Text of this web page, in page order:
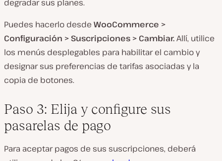
degradar sus planes.
Puedes hacerlo desde WooCommerce >
Configuración > Suscripciones > Cambiar.Allí, utilice
los menús desplegables para habilitar el cambio y
designar sus preferencias de tarifas asociadas y la
copia de botones.
Paso 3: Elija y configure sus
pasarelas de pago
Para aceptar pagos de sus suscripciones, deberá